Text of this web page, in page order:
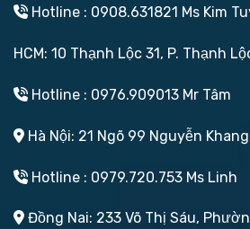
Hotline : 0908.631821 Ms Kim
HCM: 10 Thạnh Lộc 31, P. Thạnh
Hotline : 0976.909013 Mr Tâm
Hà Nội: 21 Ngõ 99 Nguyễn
Hotline : 0979.720.753 Ms Linh
Đồng Nai: 233 Võ Thị Sáu,